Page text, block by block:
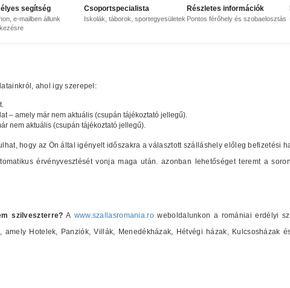
segítség
e-mailben állunk
Csoportspecialista
Iskolák, táborok, sportegyesületek
Részletes információk
Pontos férőhely és szobaelosztás
ahol igy szerepel:
– amely már nem aktuális (csupán tájékoztató jellegű).
nem aktuális (csupán tájékoztató jellegű).
hogy az Ön által igényelt időszakra a választott szálláshely előleg befizetési
érvényvesztését vonja maga után. azonban lehetőséget teremt a
szilveszterre? A www.szallasromania.roweboldalunkon a romániai erdélyi
Hotelek, Panziók, Villák, Menedékházak, Hétvégi házak, Kulcsosházak